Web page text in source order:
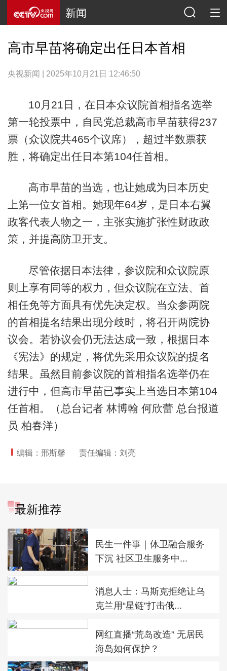
新闻
高市早苗将确定出任日本首相
央视新闻 | 2025年10月21日 12:46:50
10月21日，在日本众议院首相指名选举
第一轮投票中，自民党总裁高市早苗获得237
票（众议院共465个议席），超过半数票获
胜，将确定出任日本第104任首相。
高市早苗的当选，也让她成为日本历史
上第一位女首相。她现年64岁，是日本右翼
政客代表人物之一，主张实施扩张性财政政
策，并提高防卫开支。
尽管依据日本法律，参议院和众议院原
则上享有同等的权力，但众议院在立法、首
相任免等方面具有优先决定权。当众参两院
的首相提名结果出现分歧时，将召开两院协
议会。若协议会仍无法达成一致，根据日本
《宪法》的规定，将优先采用众议院的提名
结果。虽然目前参议院的首相指名选举仍在
进行中，但高市早苗已事实上当选日本第104
任首相。（总台记者 林博翰 何欣蕾 总台报道
员 柏春洋）
编辑：邢斯馨 责任编辑：刘亮
最新推荐
民生一件事｜体卫融合服务
下沉 社区卫生服务中...
消息人士：马斯克拒绝让乌
克兰用“星链”打击俄...
网红直播“荒岛改造” 无居民
海岛如何保护？